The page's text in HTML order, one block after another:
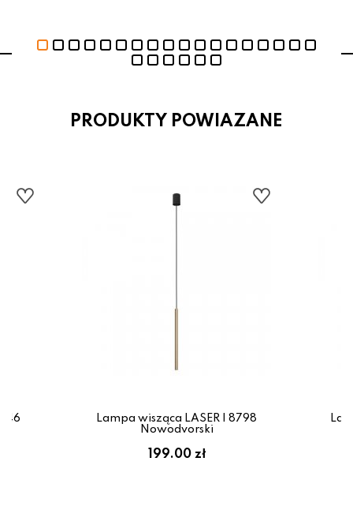
PRODUKTY POWIAZANE
Lampa wisząca LASER I 8798
Nowodvorski
199.00 zł